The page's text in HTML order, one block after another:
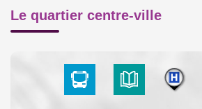
Le quartier centre-ville